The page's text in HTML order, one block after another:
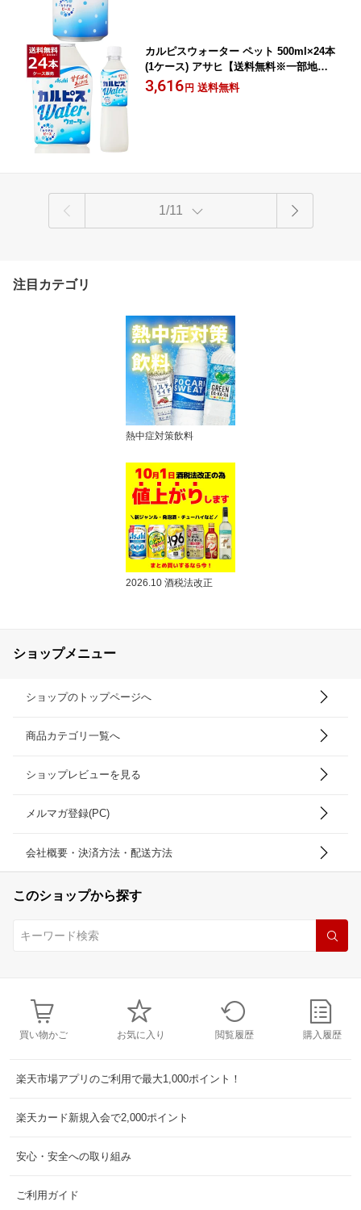
カルピスウォーター ペット 500ml×24本
(1ケース) アサヒ【送料無料※一部地域
は除く】
3,616 円 送料無料
1/11
注目カテゴリ
熱中症対策飲料
2026.10 酒税法改正
ショップメニュー
ショップのトップページへ
商品カテゴリ一覧へ
ショップレビューを見る
メルマガ登録(PC)
会社概要・決済方法・配送方法
このショップから探す
買い物かご お気に入り 閲覧履歴 購入履歴
楽天市場アプリのご利用で最大1,000ポイント！
楽天カード新規入会で2,000ポイント
安心・安全への取り組み
ご利用ガイド